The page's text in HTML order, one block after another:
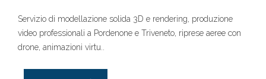
Servizio di modellazione solida 3D e rendering, produzione
video professionali a Pordenone e Triveneto, riprese aeree con
drone, animazioni virtu..